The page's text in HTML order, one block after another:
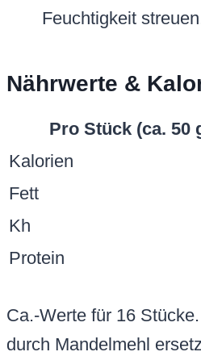
Feuchtigkeit
Nährwerte &
Pro Stück (ca. 50
Kalorien
Fett
Kh
Protein
Ca.-Werte für 16
durch Mandelmehl